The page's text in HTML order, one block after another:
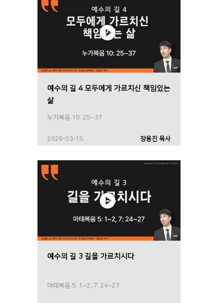
예수의 길 4 모두에게 가르치신 책임있는
삶
누가복음 10: 25~37
2026-03-15 장용진 목사
예수의 길 3 길을 가르치시다
마태복음 5: 1~2, 7: 24~27